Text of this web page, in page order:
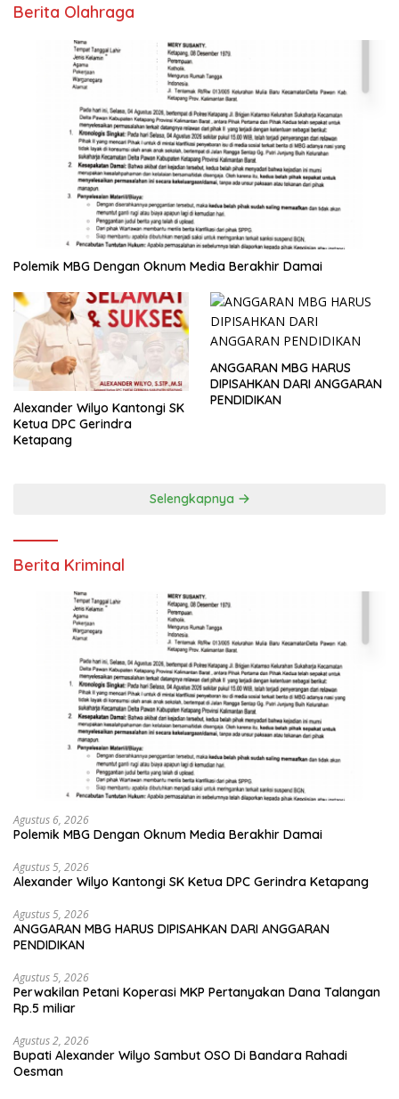
Berita Olahraga
Polemik MBG Dengan Oknum Media Berakhir Damai
Alexander Wilyo Kantongi SK
Ketua DPC Gerindra
Ketapang
ANGGARAN MBG HARUS
DIPISAHKAN DARI ANGGARAN
PENDIDIKAN
Selengkapnya
Berita Kriminal
Agustus 6, 2026
Polemik MBG Dengan Oknum Media Berakhir Damai
Agustus 5, 2026
Alexander Wilyo Kantongi SK Ketua DPC Gerindra Ketapang
Agustus 5, 2026
ANGGARAN MBG HARUS DIPISAHKAN DARI ANGGARAN
PENDIDIKAN
Agustus 5, 2026
Perwakilan Petani Koperasi MKP Pertanyakan Dana Talangan
Rp.5 miliar
Agustus 2, 2026
Bupati Alexander Wilyo Sambut OSO Di Bandara Rahadi
Oesman